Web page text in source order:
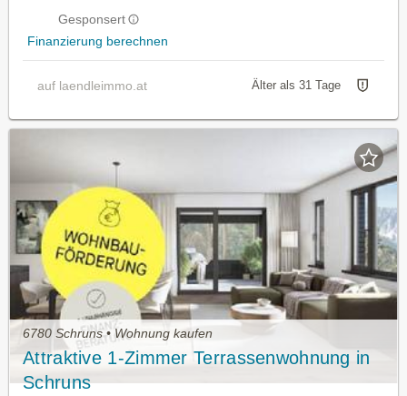
Gesponsert
Finanzierung berechnen
auf laendleimmo.at Älter als 31 Tage
6780 Schruns • Wohnung kaufen
Attraktive 1-Zimmer Terrassenwohnung in
Schruns